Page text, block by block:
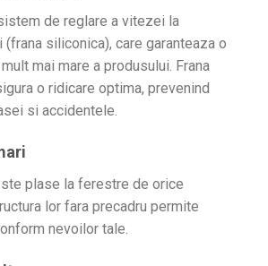
de reglare a vitezei la
siliconica), care garanteaza o
mai mare a produsului. Frana
o ridicare optima, prevenind
si accidentele.
plase la ferestre de orice
lor fara precadru permite
nevoilor tale.